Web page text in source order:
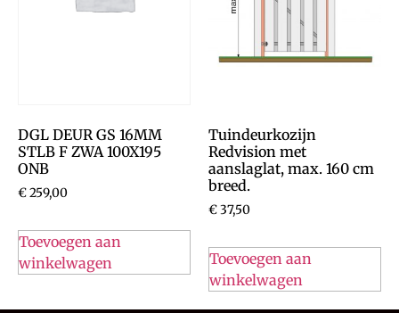
DGL DEUR GS 16MM
STLB F ZWA 100X195
ONB
€259,00
Toevoegen aan
winkelwagen
Tuindeurkozijn
Redvision met
aanslaglat, max. 160 cm
breed.
€37,50
Toevoegen aan
winkelwagen